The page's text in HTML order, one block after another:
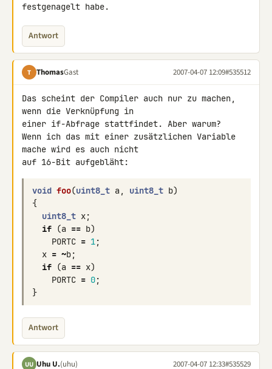
festgenagelt habe.
Antwort
T ThomasGast 2007-04-07 12:09#535512
Das scheint der Compiler auch nur zu machen,
wenn die Verknüpfung in
einer if-Abfrage stattfindet. Aber warum?
Wenn ich das mit einer zusätzlichen Variable
mache wird es auch nicht
auf 16-Bit aufgebläht:
void foo(uint8_t a, uint8_t b)
{
uint8_t x;
if (a == b)
PORTC = 1;
x = ~b;
if (a == x)
PORTC = 0;
}
Antwort
UU Uhu U.(uhu) 2007-04-07 12:33#535529